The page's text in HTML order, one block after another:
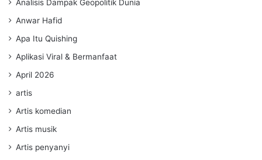
Analisis Dampak Geopolitik Dunia
Anwar Hafid
Apa Itu Quishing
Aplikasi Viral & Bermanfaat
April 2026
artis
Artis komedian
Artis musik
Artis penyanyi